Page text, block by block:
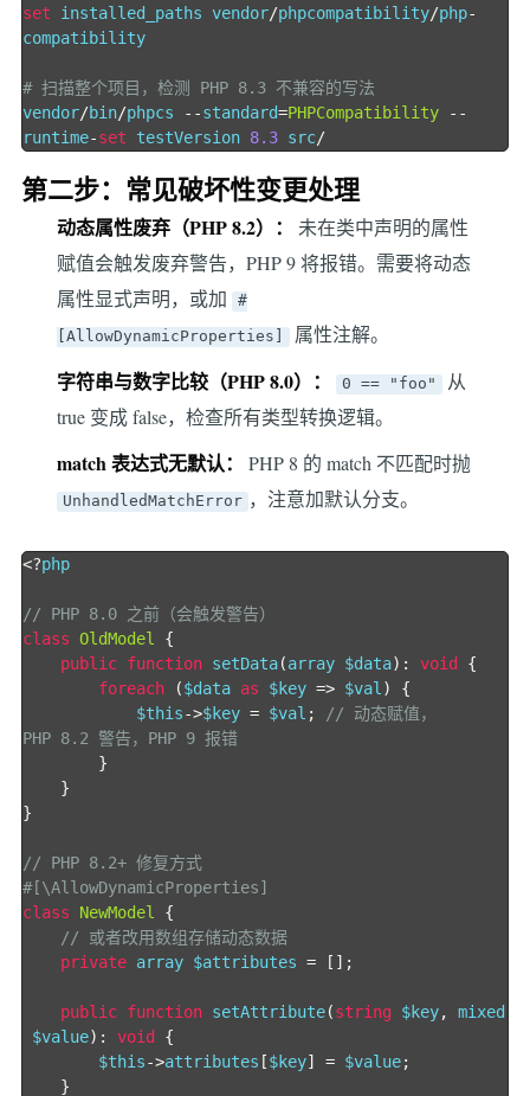
set installed_paths vendor/phpcompatibility/php-
compatibility
# 扫描整个项目，检测 PHP 8.3 不兼容的写法
vendor/bin/phpcs --standard=PHPCompatibility
--
runtime-set testVersion 8.3 src/
第二步：常见破坏性变更处理
动态属性废弃（PHP 8.2）：
未在类中声明的属性
赋值会触发废弃警告，PHP 9 将报错。需要将动态
属性显式声明，或加 #
[AllowDynamicProperties]
属性注解。
字符串与数字比较（PHP 8.0）： 0 == "foo"
从
true 变成 false，检查所有类型转换逻辑。
match 表达式无默认： PHP 8 的 match 不匹配时抛
UnhandledMatchError ，注意加默认分支。
<?php
// PHP 8.0 之前（会触发警告）
class OldModel
{
public function setData(array $data): void
{
foreach
($data as $key => $val )
{
$this->$key = $val ;
// 动态赋值，
PHP 8.2 警告，PHP 9 报错
}
}
}
// PHP 8.2+ 修复方式
#[\AllowDynamicProperties]
class
NewModel
{
// 或者改用数组存储动态数据
private array $attributes = [];
public function setAttribute(string $key,
mixed
$value): void
{
$this->attributes [$key] = $value;
}